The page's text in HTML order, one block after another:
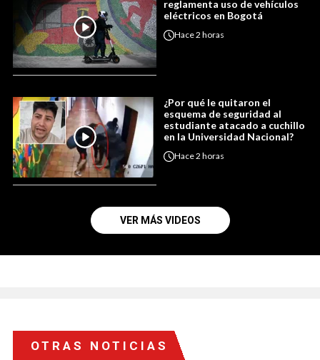
reglamenta uso de vehículos
eléctricos en Bogotá
Hace2 horas
¿Por qué le quitaron el
esquema de seguridad al
estudiante atacado a cuchillo
en la Universidad Nacional?
Hace2 horas
VER MÁS VIDEOS
OTRAS NOTICIAS